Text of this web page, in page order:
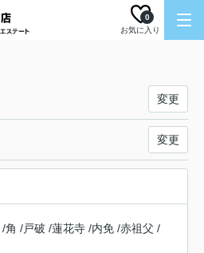
お気に入り
0
変更
変更
/角 /戸破 /蓮花寺 /内免 /赤祖父 /